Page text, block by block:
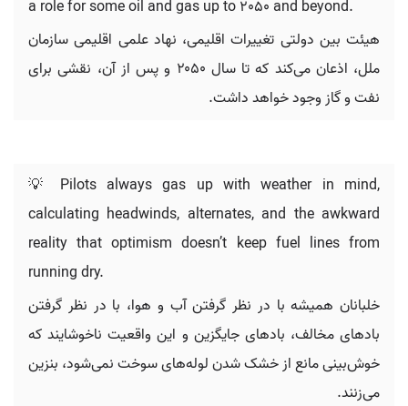
a role for some oil and gas up to 2050 and beyond.
هیئت بین دولتی تغییرات اقلیمی، نهاد علمی اقلیمی سازمان
ملل، اذعان می‌کند که تا سال ۲۰۵۰ و پس از آن، نقشی برای
نفت و گاز وجود خواهد داشت.
💡 Pilots always gas up with weather in mind,
calculating headwinds, alternates, and the awkward
reality that optimism doesn’t keep fuel lines from
running dry.
خلبانان همیشه با در نظر گرفتن آب و هوا، با در نظر گرفتن
بادهای مخالف، بادهای جایگزین و این واقعیت ناخوشایند که
خوش‌بینی مانع از خشک شدن لوله‌های سوخت نمی‌شود، بنزین
می‌زنند.